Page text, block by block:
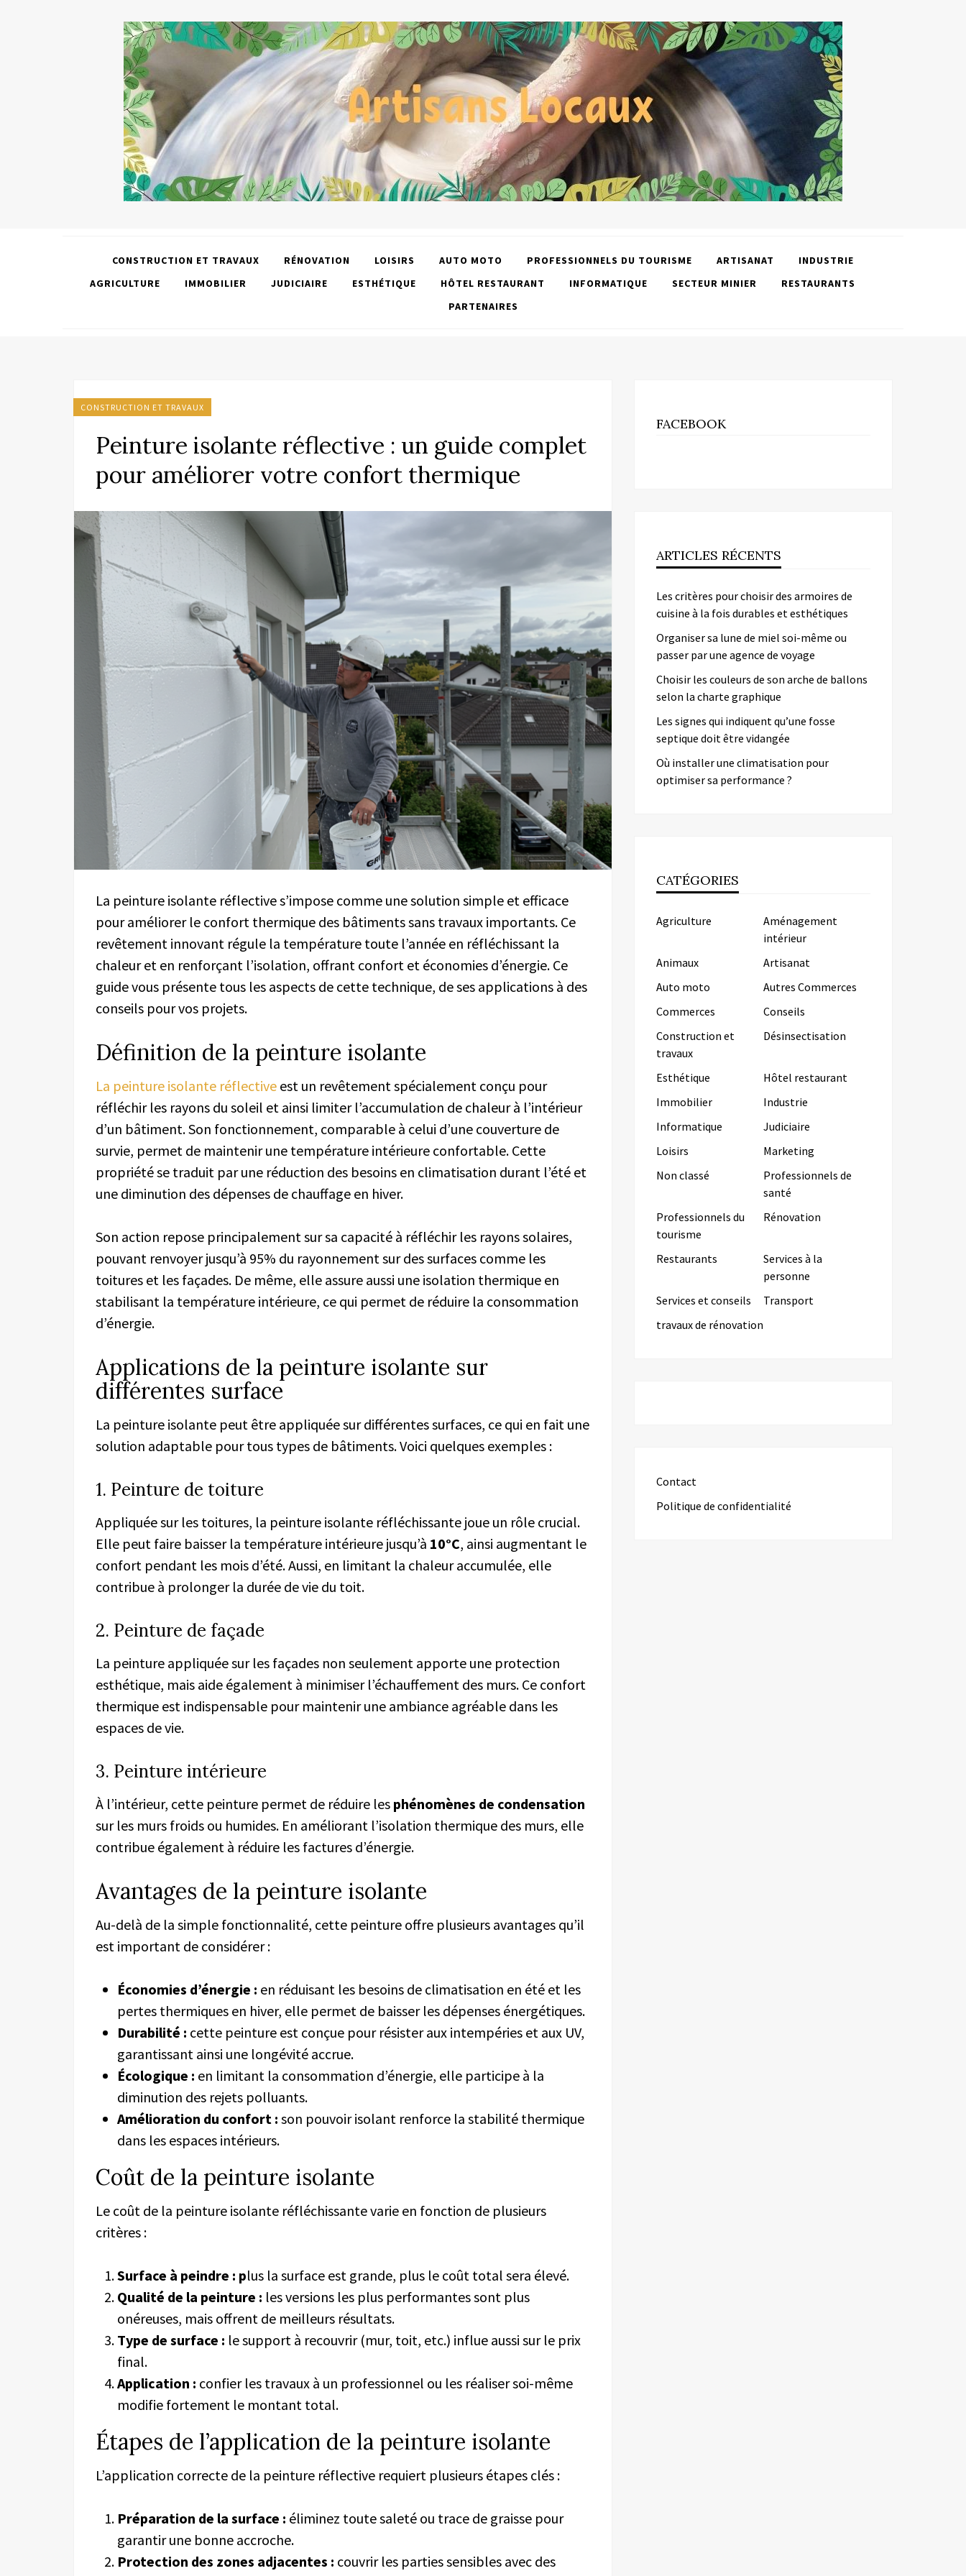
CONSTRUCTION ET TRAVAUX RÉNOVATION LOISIRS AUTO MOTO PROFESSIONNELS DU TOURISME ARTISANAT
INDUSTRIE
AGRICULTURE
IMMOBILIER JUDICIAIRE ESTHÉTIQUE HÔTEL RESTAURANT INFORMATIQUE SECTEUR MINIER
RESTAURANTS
PARTENAIRES
CONSTRUCTION ET TRAVAUX
Peinture isolante réflective : un guide complet
pour améliorer votre confort thermique
La peinture isolante réflective s’impose comme une solution simple et efficace
pour améliorer le confort thermique des bâtiments sans travaux importants. Ce
revêtement innovant régule la température toute l’année en réfléchissant la
chaleur et en renforçant l’isolation, offrant confort et économies d’énergie. Ce
guide vous présente tous les aspects de cette technique, de ses applications à des
conseils pour vos projets.
Définition de la peinture isolante
La peinture isolante réflective est un revêtement spécialement conçu pour
réfléchir les rayons du soleil et ainsi limiter l’accumulation de chaleur à l’intérieur
d’un bâtiment. Son fonctionnement, comparable à celui d’une couverture de
survie, permet de maintenir une température intérieure confortable. Cette
propriété se traduit par une réduction des besoins en climatisation durant l’été et
une diminution des dépenses de chauffage en hiver.
Son action repose principalement sur sa capacité à réfléchir les rayons solaires,
pouvant renvoyer jusqu’à 95% du rayonnement sur des surfaces comme les
toitures et les façades. De même, elle assure aussi une isolation thermique en
stabilisant la température intérieure, ce qui permet de réduire la consommation
d’énergie.
Applications de la peinture isolante sur
différentes surface
La peinture isolante peut être appliquée sur différentes surfaces, ce qui en fait une
solution adaptable pour tous types de bâtiments. Voici quelques exemples :
1. Peinture de toiture
Appliquée sur les toitures, la peinture isolante réfléchissante joue un rôle crucial.
Elle peut faire baisser la température intérieure jusqu’à 10°C, ainsi augmentant le
confort pendant les mois d’été. Aussi, en limitant la chaleur accumulée, elle
contribue à prolonger la durée de vie du toit.
2. Peinture de façade
La peinture appliquée sur les façades non seulement apporte une protection
esthétique, mais aide également à minimiser l’échauffement des murs. Ce confort
thermique est indispensable pour maintenir une ambiance agréable dans les
espaces de vie.
3. Peinture intérieure
À l’intérieur, cette peinture permet de réduire les phénomènes de condensation
sur les murs froids ou humides. En améliorant l’isolation thermique des murs, elle
contribue également à réduire les factures d’énergie.
Avantages de la peinture isolante
Au-delà de la simple fonctionnalité, cette peinture offre plusieurs avantages qu’il
est important de considérer :
Économies d’énergie : en réduisant les besoins de climatisation en été et les
pertes thermiques en hiver, elle permet de baisser les dépenses énergétiques.
Durabilité : cette peinture est conçue pour résister aux intempéries et aux UV,
garantissant ainsi une longévité accrue.
Écologique : en limitant la consommation d’énergie, elle participe à la
diminution des rejets polluants.
Amélioration du confort : son pouvoir isolant renforce la stabilité thermique
dans les espaces intérieurs.
Coût de la peinture isolante
Le coût de la peinture isolante réfléchissante varie en fonction de plusieurs
critères :
Surface à peindre : plus la surface est grande, plus le coût total sera élevé.
Qualité de la peinture : les versions les plus performantes sont plus
onéreuses, mais offrent de meilleurs résultats.
Type de surface : le support à recouvrir (mur, toit, etc.) influe aussi sur le prix
final.
Application : confier les travaux à un professionnel ou les réaliser soi-même
modifie fortement le montant total.
Étapes de l’application de la peinture isolante
L’application correcte de la peinture réflective requiert plusieurs étapes clés :
Préparation de la surface : éliminez toute saleté ou trace de graisse pour
garantir une bonne accroche.
Protection des zones adjacentes : couvrir les parties sensibles avec des
FACEBOOK
ARTICLES RÉCENTS
Les critères pour choisir des armoires de
cuisine à la fois durables et esthétiques
Organiser sa lune de miel soi-même ou
passer par une agence de voyage
Choisir les couleurs de son arche de ballons
selon la charte graphique
Les signes qui indiquent qu’une fosse
septique doit être vidangée
Où installer une climatisation pour
optimiser sa performance ?
CATÉGORIES
Agriculture
Aménagement
intérieur
Animaux
Artisanat
Auto moto
Autres Commerces
Commerces
Conseils
Construction et
travaux
Désinsectisation
Esthétique
Hôtel restaurant
Immobilier
Industrie
Informatique
Judiciaire
Loisirs
Marketing
Non classé
Professionnels de
santé
Professionnels du
tourisme
Rénovation
Restaurants
Services à la
personne
Services et conseils
Transport
travaux de rénovation
Contact
Politique de confidentialité